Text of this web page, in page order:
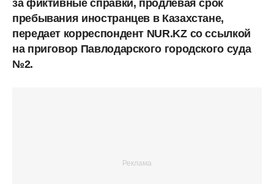
за фиктивные справки, продлевая срок
пребывания иностранцев в Казахстане,
передает корреспондент NUR.KZ со ссылкой
на приговор Павлодарского городского суда
№2.